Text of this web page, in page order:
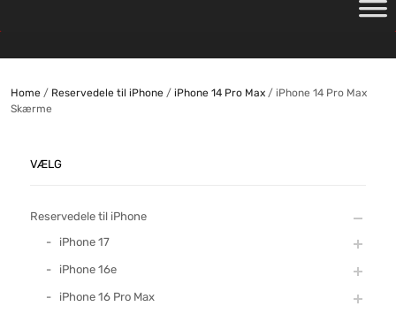
Home/ Reservedele til iPhone/ iPhone 14 Pro Max/ iPhone 14 Pro Max
Skærme
VÆLG
Reservedele til iPhone
iPhone 17
iPhone 16e
iPhone 16 Pro Max